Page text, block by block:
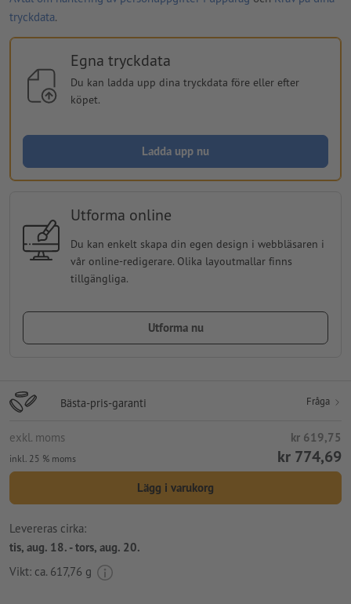
tryckdata.
Egna tryckdata
Du kan ladda upp dina tryckdata före eller efter
köpet.
Ladda upp nu
Utforma online
Du kan enkelt skapa din egen design i webbläsaren i
vår online-redigerare. Olika layoutmallar finns
tillgängliga.
Utforma nu
Bästa-pris-garanti Fråga
exkl. moms kr 619,75
inkl. 25 % moms kr 774,69
Lägg i varukorg
Levereras cirka:
tis, aug. 18. - tors, aug. 20.
Vikt: ca. 617,76 g